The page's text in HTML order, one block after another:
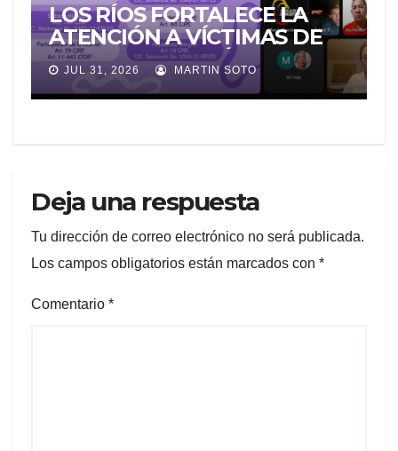
LOS RÍOS FORTALECE LA
ATENCIÓN A VÍCTIMAS DE
VIOLENCIA DE GÉNERO
PARA EVITAR LA
REVICTIMIZACIÓN
JUL 31, 2026 MARTIN SOTO
Deja una respuesta
Tu dirección de correo electrónico no será publicada.
Los campos obligatorios están marcados con *
Comentario *